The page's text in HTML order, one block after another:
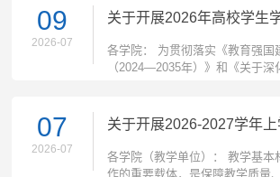
09
2026-07
各学院： 为贯彻落实《教育强国
（2024—2035年）》和《关于深
07
2026-07
各学院（教学单位）： 教学基本
作的重要载体，是保障教学质量